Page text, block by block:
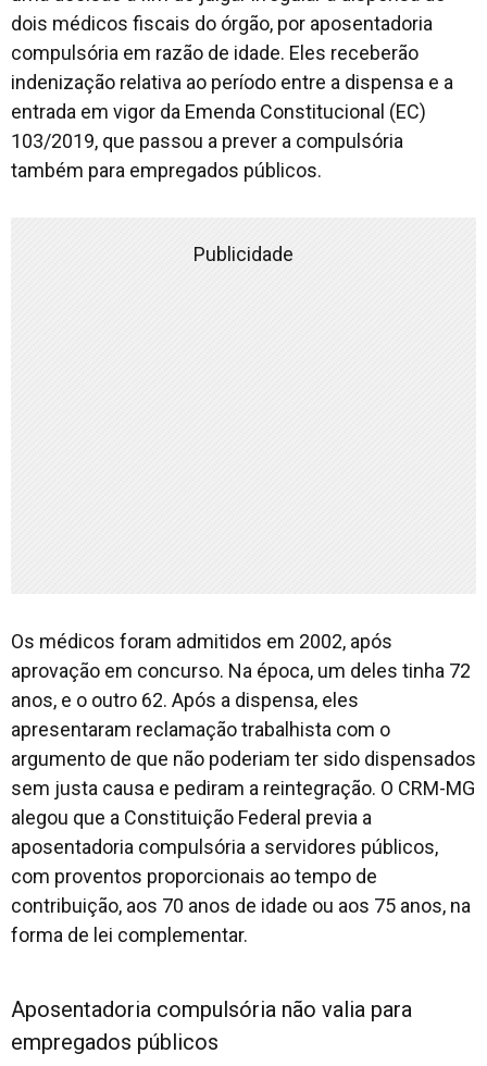
dois médicos fiscais do órgão, por aposentadoria
compulsória em razão de idade. Eles receberão
indenização relativa ao período entre a dispensa e a
entrada em vigor da Emenda Constitucional (EC)
103/2019, que passou a prever a compulsória
também para empregados públicos.
Publicidade
Os médicos foram admitidos em 2002, após
aprovação em concurso. Na época, um deles tinha 72
anos, e o outro 62. Após a dispensa, eles
apresentaram reclamação trabalhista com o
argumento de que não poderiam ter sido dispensados
sem justa causa e pediram a reintegração. O CRM-MG
alegou que a Constituição Federal previa a
aposentadoria compulsória a servidores públicos,
com proventos proporcionais ao tempo de
contribuição, aos 70 anos de idade ou aos 75 anos, na
forma de lei complementar.
Aposentadoria compulsória não valia para
empregados públicos